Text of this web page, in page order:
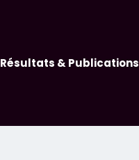
Résultats & Publications